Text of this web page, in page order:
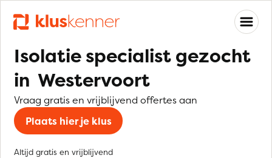
Isolatie specialist gezocht
in Westervoort
Vraag gratis en vrijblijvend offertes aan
Plaats hier je klus
Altijd gratis en vrijblijvend